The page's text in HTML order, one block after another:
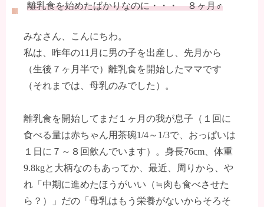
離乳食を始めたばかりなのに・・・ ８ヶ月♂
みなさん、こんにちわ。
私は、昨年の11月に男の子を出産し、先月から
（生後７ヶ月半で）離乳食を開始したママです
（それまでは、母乳のみでした）。
離乳食を開始してまだ１ヶ月の我が息子（１回に
食べる量は赤ちゃん用茶碗1/4～1/3で、おっぱいは
１日に７～８回飲んでいます）。身長76cm、体重
9.8kgと大柄なのもあってか、最近、周りから、や
れ「中期に進めたほうがいい（≒肉も食べさせた
ら？）」だの「母乳はもう栄養がないからそろそ